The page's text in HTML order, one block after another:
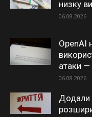
низку
06.08.2026
OpenAI
атаки —
06.08.2026
Додали